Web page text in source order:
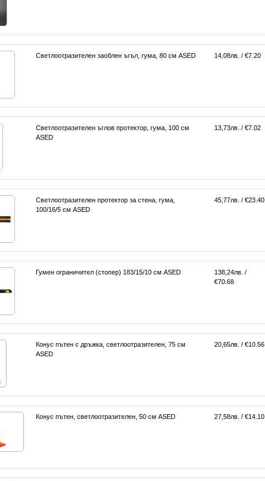
Светлоотразителен заоблен ъгъл, гума, 80 см ASED 14,08лв. / €7.20
Светлоотразителен ъглов протектор, гума, 100 см
ASED
13,73лв. / €7.02
Светлоотразителен протектор за стена, гума,
100/16/5 см ASED
45,77лв. / €23.40
Гумен ограничител (стопер) 183/15/10 см ASED
138,24лв. /
€70.68
Конус пътен с дръжка, светлоотразителен, 75 см
ASED
20,65лв. / €10.56
Конус пътен, светлоотразителен, 50 см ASED 27,58лв. / €14.10